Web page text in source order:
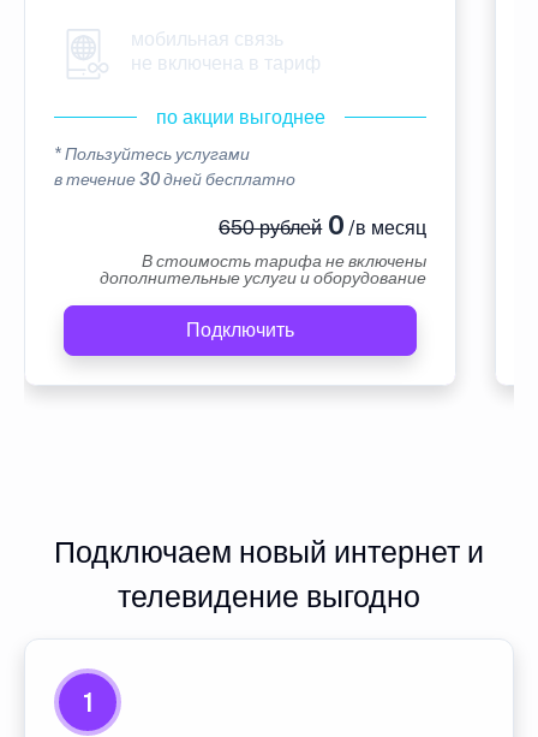
мобильная связь
не включена в тариф
по акции выгоднее
* Пользуйтесь услугами
в течение 30 дней бесплатно
650 рублей0 /в месяц
В стоимость тарифа не включены
дополнительные услуги и оборудование
Подключить
Подключаем новый интернет и
телевидение выгодно
1